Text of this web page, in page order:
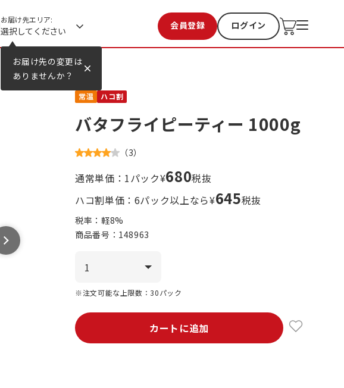
お届け先の変更は
ありませんか？
お届け先エリア:
選択してください 会員登録 ログイン
お気に入り 過去購入
常温 ハコ割
バタフライピーティー 1000g
（3）
通常単価：1パック¥680税抜
ハコ割単価：6パック以上なら¥645税抜
税率：軽8%
商品番号： 148963
※注文可能な上限数：30パック
カートに追加